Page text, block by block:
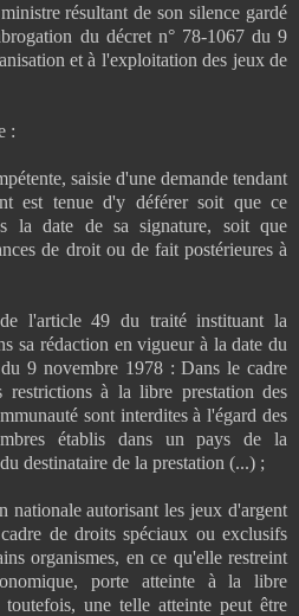
résultant de son silence gardé
du décret n° 78-1067 du 9
et à l'exploitation des jeux de
:
saisie d'une demande tendant
est tenue d'y déférer soit que ce
la date de sa signature, soit que
de droit ou de fait postérieures à
l'article 49 du traité instituant la
sa rédaction en vigueur à la date du
9 novembre 1978 : Dans le cadre
restrictions à la libre prestation des
sont interdites à l'égard des
établis dans un pays de la
destinataire de la prestation (...) ;
nationale autorisant les jeux d'argent
de droits spéciaux ou exclusifs
organismes, en ce qu'elle restreint
porte atteinte à la libre
une telle atteinte peut être